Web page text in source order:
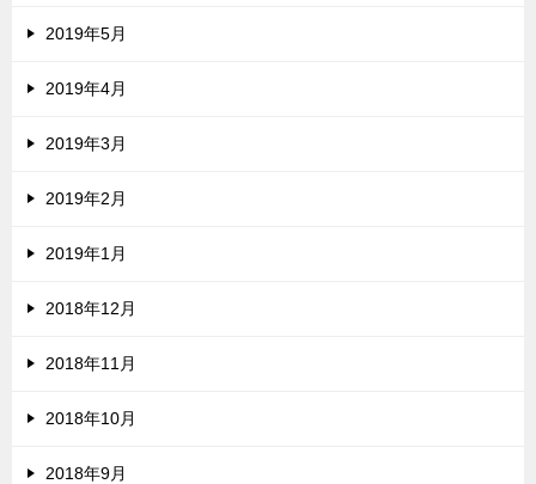
2019年5月
2019年4月
2019年3月
2019年2月
2019年1月
2018年12月
2018年11月
2018年10月
2018年9月